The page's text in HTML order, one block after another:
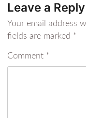
Leave a Reply
Your email address
fields are marked *
Comment *